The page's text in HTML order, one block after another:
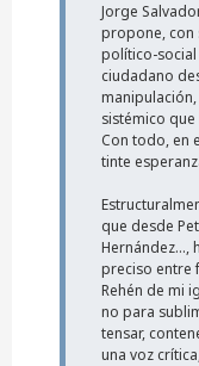
Jorge
propone, con
político-
ciudadano
sistémico que
Con todo, en
tinte
que desde
Hernández...,
preciso entre
Rehén de mi
no para
tensar,
una voz